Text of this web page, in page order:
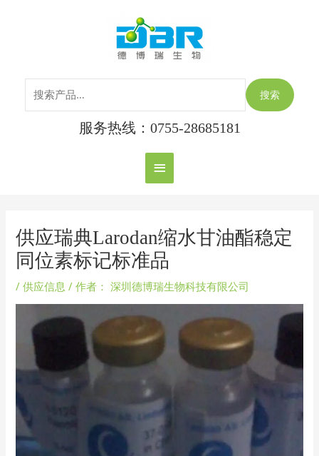
主
菜
单
搜索
服务热线：0755-28685181
供应瑞典Larodan缩水甘油酯稳定
同位素标记标准品
/供应信息 / 作者： 深圳德博瑞生物科技有限公司